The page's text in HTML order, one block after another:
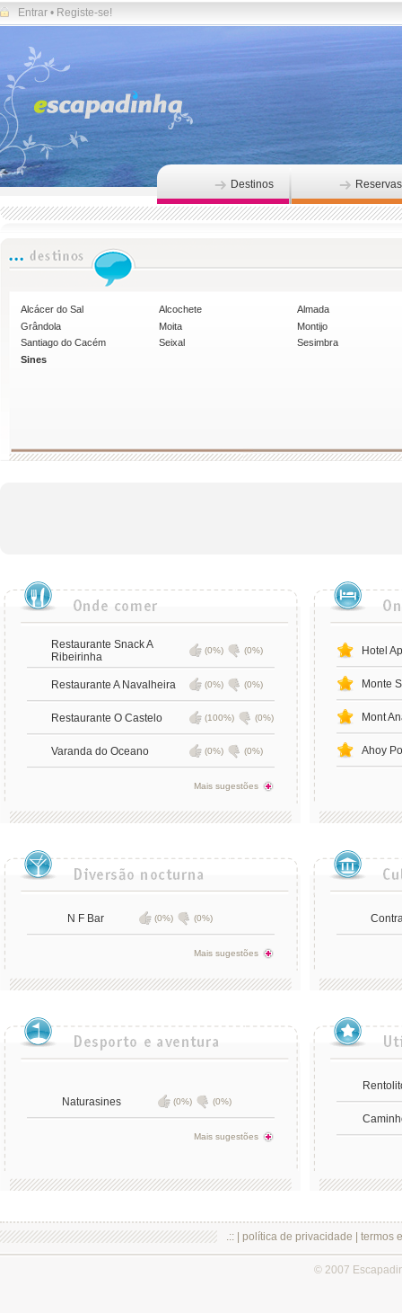
Entrar • Registe-se!
Destinos Reservas
Alcácer do Sal Alcochete
Almada
Grândola
Moita
Montijo
Santiago do Cacém
Seixal
Sesimbra
Sines
Restaurante Snack A
Ribeirinha
(0%) (0%)
Restaurante A Navalheira (0%) (0%)
Restaurante O Castelo (100%) (0%)
Varanda do Oceano (0%) (0%)
Mais sugestões
Hotel
Monte
Mont
Ahoy
N F Bar (0%) (0%)
Mais sugestões
Naturasines (0%) (0%)
Mais sugestões
.:: | política de privacidade termos
© 2007